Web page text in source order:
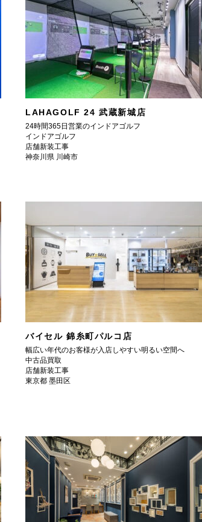
LAHAGOLF 24 武蔵新城店
24時間365日営業のインドアゴルフ
インドアゴルフ
店舗新装工事
神奈川県 川崎市
バイセル 錦糸町パルコ店
幅広い年代のお客様が入店しやすい明るい空間へ
中古品買取
店舗新装工事
東京都 墨田区